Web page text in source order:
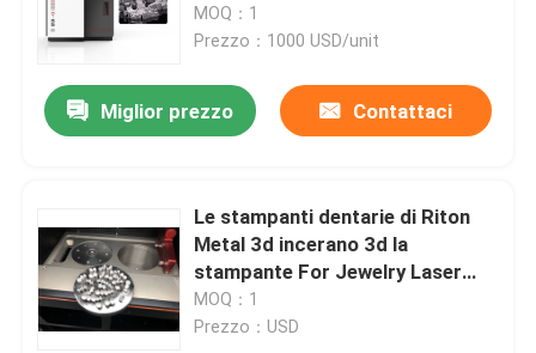
del metallo 3D del laser del
cobalto DUAL200
MOQ：1
Prezzo：1000 USD/unit
Miglior prezzo Contattaci
Le stampanti dentarie di Riton
Metal 3d incerano 3d la
stampante For Jewelry Laser
che sinterizza Dual150
MOQ：1
Prezzo：USD